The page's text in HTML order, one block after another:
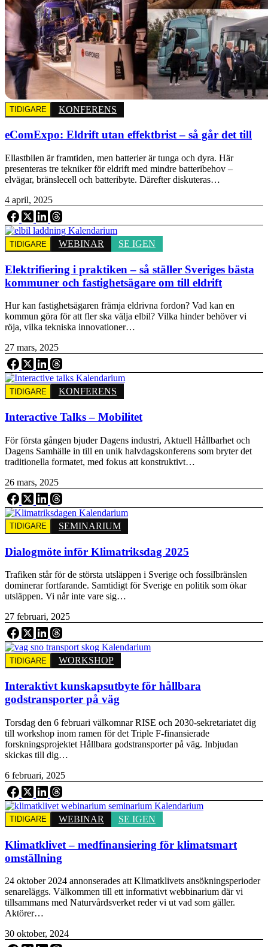
TIDIGARE KONFERENS
eComExpo: Eldrift utan effektbrist – så går det till
Ellastbilen är framtiden, men batterier är tunga och dyra. Här
presenteras tre tekniker för eldrift med mindre batteribehov –
elvägar, bränslecell och batteribyte. Därefter diskuteras…
4 april, 2025
TIDIGARE WEBINAR SE IGEN
Elektrifiering i praktiken – så ställer Sveriges bästa
kommuner och fastighetsägare om till eldrift
Hur kan fastighetsägaren främja eldrivna fordon? Vad kan en
kommun göra för att fler ska välja elbil? Vilka hinder behöver vi
röja, vilka tekniska innovationer…
27 mars, 2025
TIDIGARE KONFERENS
Interactive Talks – Mobilitet
För första gången bjuder Dagens industri, Aktuell Hållbarhet och
Dagens Samhälle in till en unik halvdagskonferens som bryter det
traditionella formatet, med fokus att konstruktivt…
26 mars, 2025
TIDIGARE SEMINARIUM
Dialogmöte inför Klimatriksdag 2025
Trafiken står för de största utsläppen i Sverige och fossilbränslen
dominerar fortfarande. Samtidigt för Sverige en politik som ökar
utsläppen. Vi når inte vare sig…
27 februari, 2025
TIDIGARE WORKSHOP
Interaktivt kunskapsutbyte för hållbara
godstransporter på väg
Torsdag den 6 februari välkomnar RISE och 2030-sekretariatet dig
till workshop inom ramen för det Triple F-finansierade
forskningsprojektet Hållbara godstransporter på väg. Inbjudan
skickas till dig…
6 februari, 2025
TIDIGARE WEBINAR SE IGEN
Klimatklivet – medfinansiering för klimatsmart
omställning
24 oktober 2024 annonserades att Klimatklivets ansökningsperioder
senareläggs. Välkommen till ett informativt webbinarium där vi
tillsammans med Naturvårdsverket reder vi ut vad som gäller.
Aktörer…
30 oktober, 2024